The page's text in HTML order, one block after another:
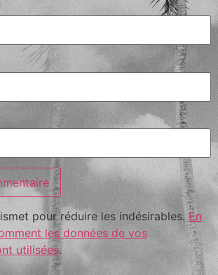
pour réduire les indésirables.En
les données de vos
utilisées.